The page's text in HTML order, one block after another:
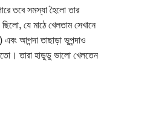
তবে সমস্যা হৈলো তার
যে মাঠে খেলতাম সেখানে
আপন্দা তাছাড়া ভুপন্দাও
তারা হাডুডু ভালো খেলতেন